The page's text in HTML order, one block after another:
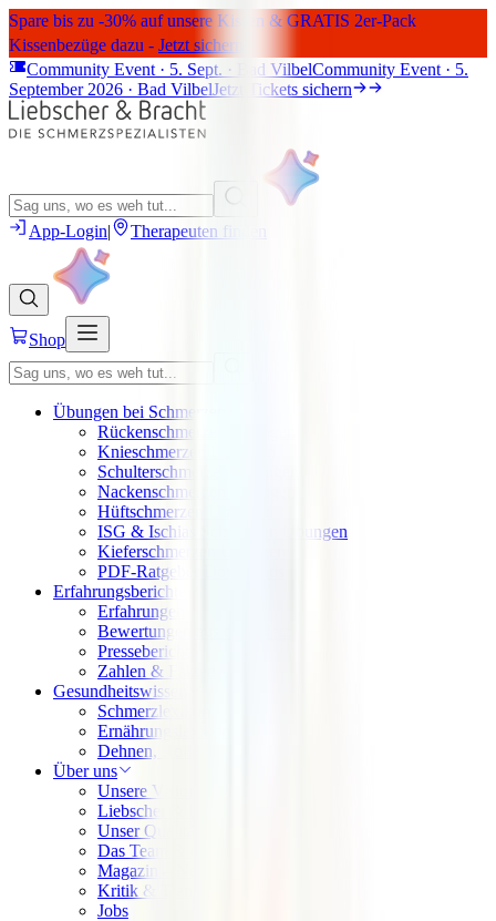
Spare bis zu -30% auf unsere Kissen & GRATIS 2er-Pack
Kissenbezüge dazu - Jetzt sichern
Community Event · 5. Sept. · Bad VilbelCommunity Event · 5.
September 2026 · Bad VilbelJetzt Tickets sichern
App-Login| Therapeuten finden
Shop
Übungen bei Schmerzen
Rückenschmerzen Übungen
Knieschmerzen Übungen
Schulterschmerzen Übungen
Nackenschmerzen Übungen
Hüftschmerzen Übungen
ISG & Ischias Schmerzen Übungen
Kieferschmerzen Übungen
PDF-Ratgeber Downloads
Erfahrungsberichte
Erfahrungen
Bewertungen aus dem Netz
Presseberichte
Zahlen & Fakten
Gesundheitswissen
Schmerzlexikon
Ernährungslexikon
Dehnen, Rollen, Drücken
Über uns
Unsere Vision
Liebscher & Bracht Übungen
Unser Qualitätsversprechen
Das Team & die Familie
Magazin – News & Stories
Kritik & Transparenz
Jobs